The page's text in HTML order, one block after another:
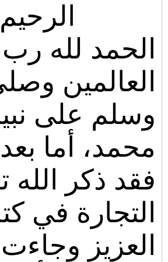
الرحيم
الحمد لله رب
العالمين
وسلم على
محمد، أما
فقد ذكر الله
التجارة في
العزيز وجاءت